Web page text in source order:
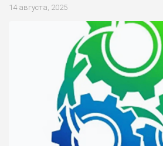
14 августа, 2025